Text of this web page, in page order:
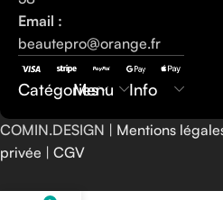
Email :
beautepro@orange.fr
Catégories
Menu Info
COMIN.DESIGN | Mentions
privée | CGV